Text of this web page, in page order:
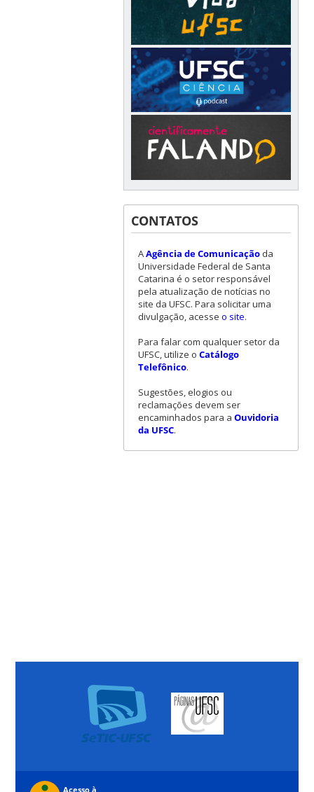
CONTATOS
AAgência de Comunicaçãoda
Universidade Federal de Santa
Catarina é o setor responsável
pela atualização de notícias no
site da UFSC. Para solicitar uma
divulgação, acesse o site.
Para falar com qualquer setor da
UFSC, utilize o Catálogo
Telefônico.
Sugestões, elogios ou
reclamações devem ser
encaminhados para a Ouvidoria
da UFSC.